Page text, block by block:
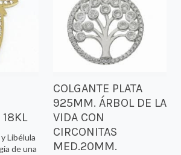
18KL
Libélula
de una
COLGANTE PLATA
925MM. ÁRBOL DE LA
VIDA CON
CIRCONITAS
MED.20MM.